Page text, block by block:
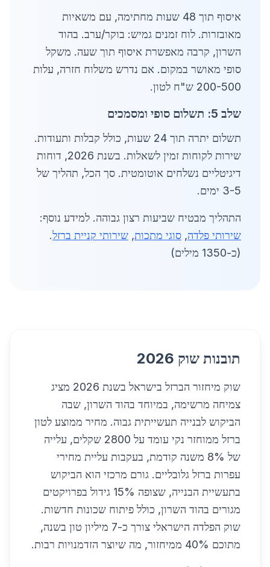
איסוף תוך 48 שעות מחתימה, עם משאיות
מאובזרות. לוח זמנים גמיש: בוקר/ערב. בהוד
השרון, קרבה מאפשרת איסוף תוך שעה. משקל
סופי מאושר במקום. אם נדרש משלוח חזרה, עלות
200-500 ש"ח לטון.
שלב 5: תשלום סופי ומסמכים
תשלום יתרה תוך 24 שעות, כולל קבלות ותעודות.
שירות לקוחות זמין לשאלות. בשנת 2026, דוחות
דיגיטליים נשלחים אוטומטית. סך הכל, תהליך של
3-5 ימים.
התהליך מבטיח שביעות רצון גבוהה. למידע נוסף:
שירותי פלדה, סוגי מתכות, שירותי קניית ברזל.
(כ-1350 מילים)
תובנות שוק 2026
שוק מיחזור הברזל בישראל בשנת 2026 מציג
צמיחה מרשימה, במיוחד בהוד השרון, שבה
הביקוש לבנייה תעשייתית גבוה. מחיר ממוצע לטון
ברזל ממוחזר נקי עומד על 2800 שקלים, עלייה
של 8% משנה קודמת, בעקבות עליית מחירי
עפרות ברזל גלובליים. גורם מרכזי הוא הביקוש
בתעשיית הבנייה, שצופה 15% גידול בפרויקטים
מגורים בהוד השרון, כולל פיתוח שכונות חדשות.
שוק הפלדה הישראלי צורך כ-7 מיליון טון בשנה,
מתוכם 40% ממיחזור, מה שיוצר הזדמנויות רבות.